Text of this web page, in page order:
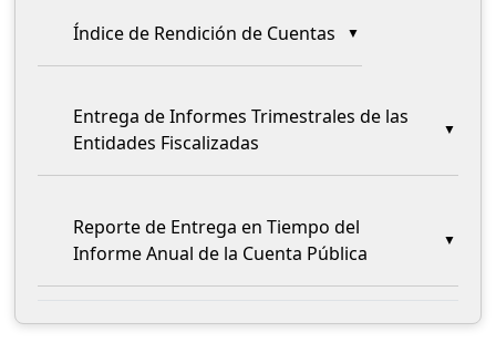
Índice de Rendición de Cuentas
Entrega de Informes Trimestrales de las
Entidades Fiscalizadas
Reporte de Entrega en Tiempo del
Informe Anual de la Cuenta Pública